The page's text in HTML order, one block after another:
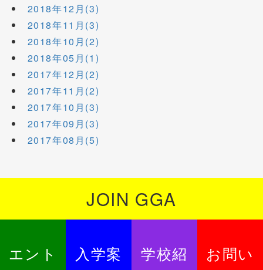
2018年12月(3)
2018年11月(3)
2018年10月(2)
2018年05月(1)
2017年12月(2)
2017年11月(2)
2017年10月(3)
2017年09月(3)
2017年08月(5)
JOIN GGA
エント
入学案
学校紹
お問い